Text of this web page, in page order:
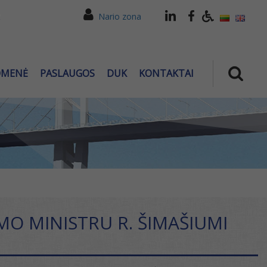
Nario zona
PASLAUGOS DUK KONTAKTAI
MINISTRU R. ŠIMAŠIUMI